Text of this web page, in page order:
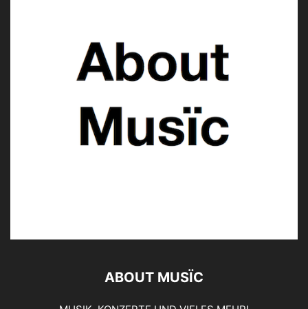
ABOUT MUSÏC